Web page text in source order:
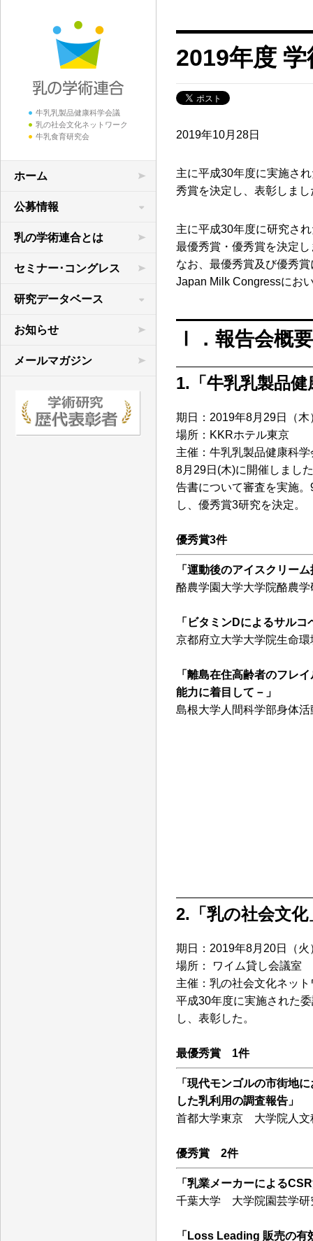
牛乳乳製品健康科学会議
乳の社会文化ネットワーク
牛乳食育研究会
ホーム
公募情報
学術研究の公募
領域横断共同研究
乳の学術連合とは
セミナー･コングレス
研究データベース
学術連合の研究
先行研究など
お知らせ
メールマガジン
2019年度
2019年10月28日
主に平成30年度に実施さ
秀賞を決定し、表彰しま
主に平成30年度に研究さ
最優秀賞・優秀賞を決定
なお、最優秀賞及び優秀
Japan Milk Congressにお
Ⅰ．報告会概
1.「牛乳乳製品健
期日：2019年8月29日（木
場所：KKRホテル東京
主催：牛乳乳製品健康科学
8月29日(木)に開催しまし
告書について審査を実施
し、優秀賞3研究を決定。
優秀賞3件
「運動後のアイスクリー
酪農学園大学大学院酪
「ビタミンDによるサル
京都府立大学大学院生
「離島在住高齢者のフレ
能力に着目して－」
島根大学人間科学部身
2.「乳の社会文化
期日：2019年8月20日（火
場所： ワイム貸し会議室
主催：乳の社会文化ネット
平成30年度に実施された
し、表彰した。
最優秀賞 1件
「現代モンゴルの市街地
した乳利用の調査報告」
首都大学東京 大学院人
優秀賞 2件
「乳業メーカーによる
千葉大学 大学院園芸学
「Loss Leading 販売の有